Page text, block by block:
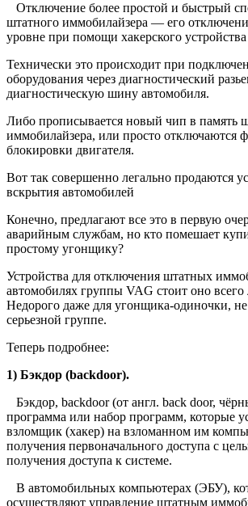
Отключение более простой и быстрый
штатного иммобилайзера — его
уровне при помощи хакерского устройства
Технически это происходит при
оборудования через диагностический
диагностическую шину автомобиля.
Либо прописывается новый чип в память
иммобилайзера, или просто отключаются
блокировки двигателя.
Вот так совершенно легально продаются
вскрытия автомобилей
Конечно, предлагают все это в первую
аварийным службам, но кто помешает
простому угонщику?
Устройства для отключения штатных
автомобилях группы VAG стоит оно
Недорого даже для угонщика-одиночки,
серьезной группе.
Теперь подробнее:
1) Бэкдор (backdoor).
Бэкдор, backdoor (от англ. back door,
программа или набор программ, которые
взломщик (хакер) на взломанном им
получения первоначального доступа с
получения доступа к системе.
В автомобильных компьютерах (ЭБУ),
осуществляют управление штатным